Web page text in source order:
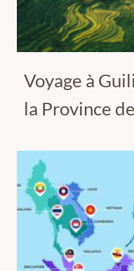
Voyage à
la Province